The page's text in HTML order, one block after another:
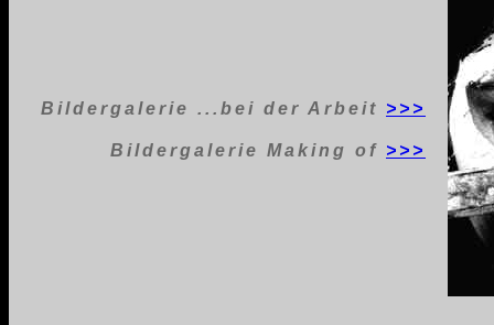
Bildergalerie ...bei der Arbeit >>>
Bildergalerie Making of >>>